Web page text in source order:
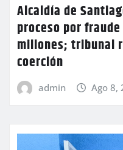
Alcaldía de
proceso por
millones; tribunal
coerción
admin Ago 8,